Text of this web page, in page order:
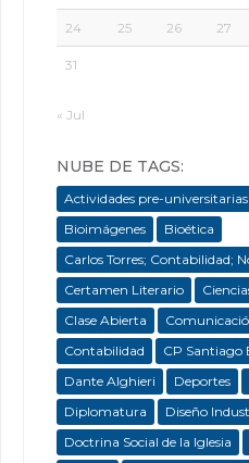
24 25 26 27
31
« Jul
NUBE DE TAGS:
Actividades pre-universitarias
Bioimágenes
Bioética
Carlos Torres; Contabilidad;
Certamen Literario
Clase Abierta
Contabilidad
CP Santiago
Dante Alghieri
Deportes
Diplomatura
Diseño
Doctrina Social de la Iglesia